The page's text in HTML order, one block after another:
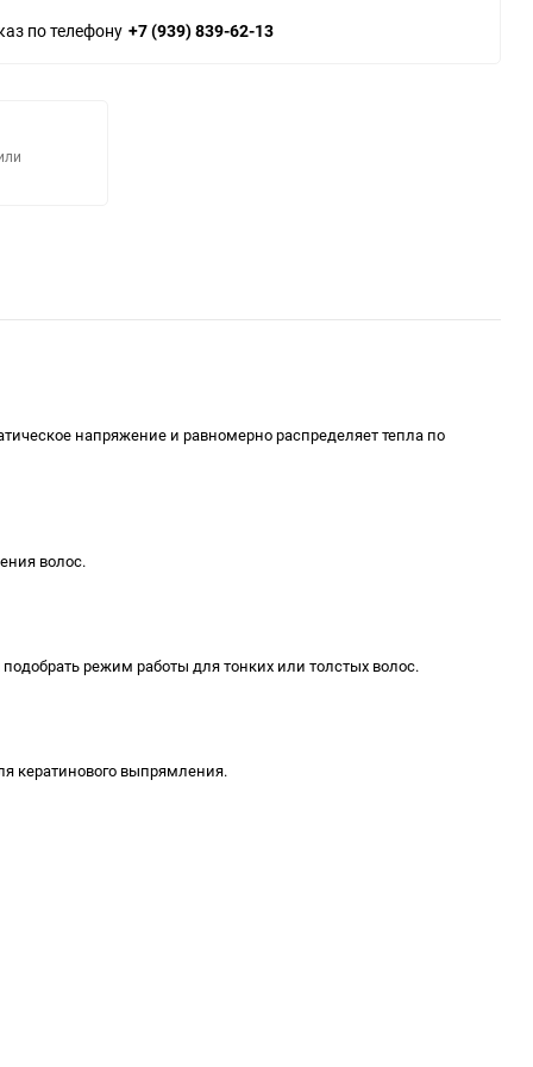
по телефону +7 (939) 839-62-13
напряжение и равномерно распределяет тепла по
волос.
режим работы для тонких или толстых волос.
кератинового выпрямления.